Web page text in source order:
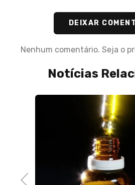
DEIXAR
Nenhum comentário. Seja o
Notícias
Previous